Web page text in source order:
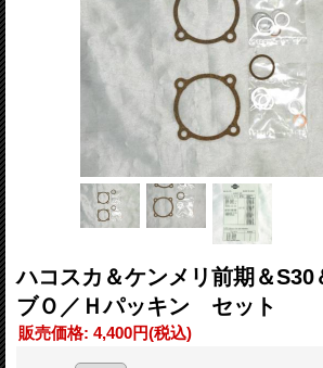
ハコスカ＆ケンメリ前期＆S30
ブＯ／Ｈパッキン セット
販売価格: 4,400円(税込)